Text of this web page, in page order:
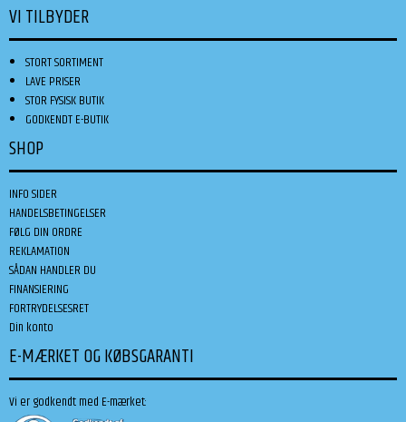
VI TILBYDER
STORT SORTIMENT
LAVE PRISER
STOR FYSISK BUTIK
GODKENDT E-BUTIK
SHOP
INFO SIDER
HANDELSBETINGELSER
FØLG DIN ORDRE
REKLAMATION
SÅDAN HANDLER DU
FINANSIERING
FORTRYDELSESRET
Din konto
E-MÆRKET OG KØBSGARANTI
Vi er godkendt med E-mærket: